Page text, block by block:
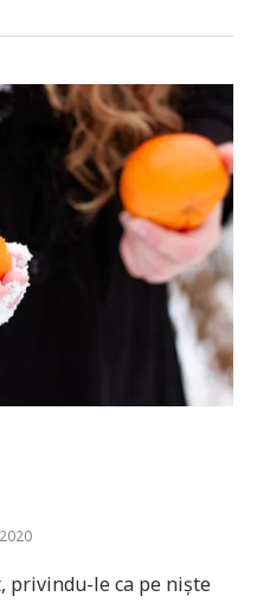
privindu-le ca pe nişte